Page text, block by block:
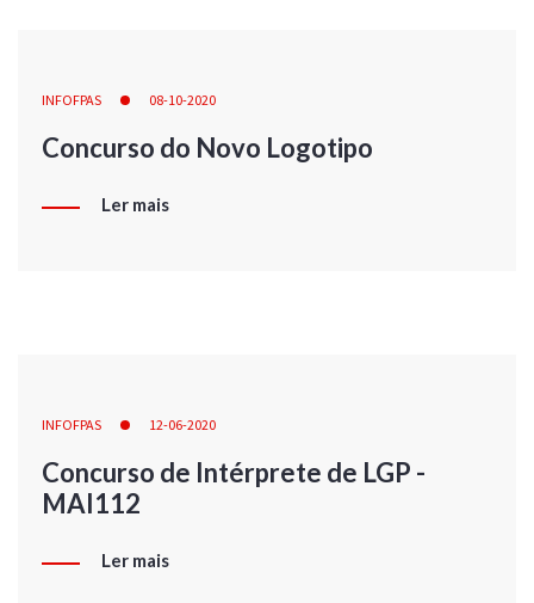
INFOFPAS 08-10-2020
Concurso do Novo Logotipo
Ler mais
INFOFPAS 12-06-2020
Concurso de Intérprete de LGP -
MAI112
Ler mais